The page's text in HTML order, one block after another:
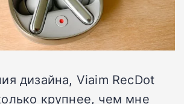
дизайна, Viaim RecDot
крупнее, чем мне